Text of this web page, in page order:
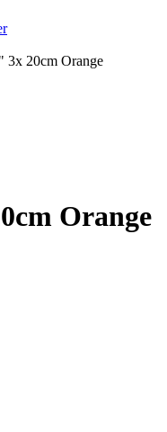
3x 20cm Orange
Orange